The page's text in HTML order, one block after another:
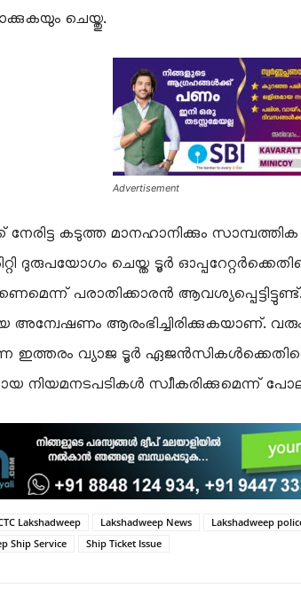
ചെയ്തു.
Advertisement
കടുത്ത മാനഹാനിക്കും
ദുരുപയോഗം ചെയ്ത ടൂർ
പരാതിക്കാരൻ
അന്വേഷണം ആരംഭിച്ചിരിക്കുകയാണ്.
ഇത്തരം വ്യാജ ടൂർ
നിയമനടപടികൾ സ്വീകരിക്കുമെന്ന്
Lakshadweep Lakshadweep News Lakshadweep
Ship Service
Ship Ticket Issue